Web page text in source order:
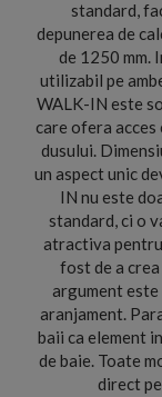
standard,
depunerea de
de 1250 mm.
utilizabil pe
WALK-IN este
care ofera
dusului.
un aspect unic
IN nu este
standard, ci o
atractiva
fost de a
argument
aranjament.
baii ca element
de baie. Toate
direct